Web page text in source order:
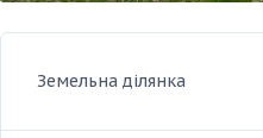
Земельна ділянка